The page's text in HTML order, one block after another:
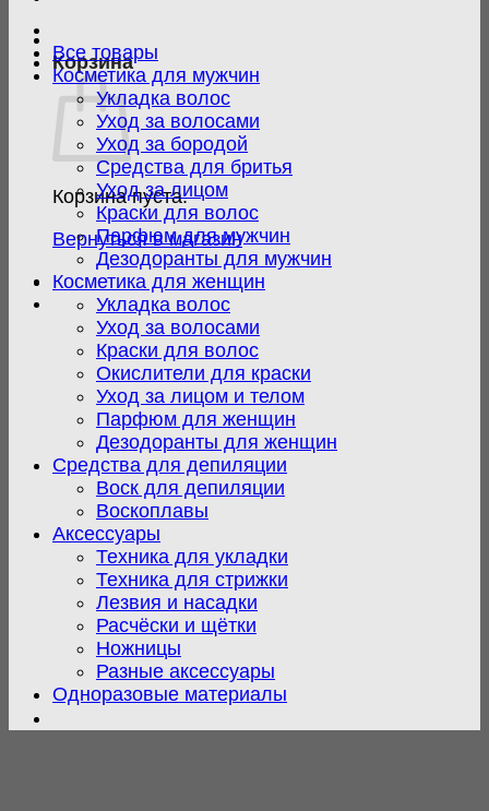
Корзина
Корзина пуста.
Вернуться в магазин
Все товары
Косметика для мужчин
Укладка волос
Уход за волосами
Уход за бородой
Средства для бритья
Уход за лицом
Краски для волос
Парфюм для мужчин
Дезодоранты для мужчин
Косметика для женщин
Укладка волос
Уход за волосами
Краски для волос
Окислители для краски
Уход за лицом и телом
Парфюм для женщин
Дезодоранты для женщин
Средства для депиляции
Воск для депиляции
Воскоплавы
Аксессуары
Техника для укладки
Техника для стрижки
Лезвия и насадки
Расчёски и щётки
Ножницы
Разные аксессуары
Одноразовые материалы